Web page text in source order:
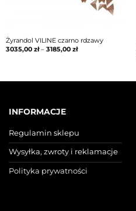
Żyrandol VILINE czarno rdzawy
3035,00 zł– 3185,00 zł
INFORMACJE
Regulamin sklepu
Wysyłka, zwroty i reklamacje
Polityka prywatności